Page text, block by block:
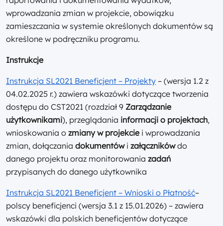
wprowadzania zmian w projekcie, obowiązku
zamieszczania w systemie określonych dokumentów są
określone w podręczniku programu.
Instrukcje
Instrukcja SL2021 Beneficjent – Projekty – (wersja 1.2 z
04.02.2025 r.) zawiera wskazówki dotyczące tworzenia
dostępu do CST2021 (rozdział 9 Zarządzanie
użytkownikami), przeglądania informacji o projektach,
wnioskowania o zmiany w projekcie i wprowadzania
zmian, dołączania dokumentówi załącznikówdo
danego projektu oraz monitorowania zadań
przypisanych do danego użytkownika
Instrukcja SL2021 Beneficjent – Wnioski o Płatność–
polscy beneficjenci (wersja 3.1 z 15.01.2026) – zawiera
wskazówki dla polskich beneficjentów dotyczące